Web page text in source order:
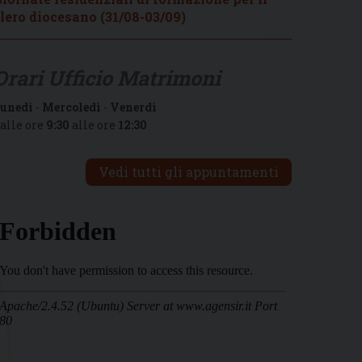
diocesano (31/08-03/09)
- Mercoledì - Venerdì
ore 9:30 alle ore 12:30
Vedi tutti gli appuntamenti